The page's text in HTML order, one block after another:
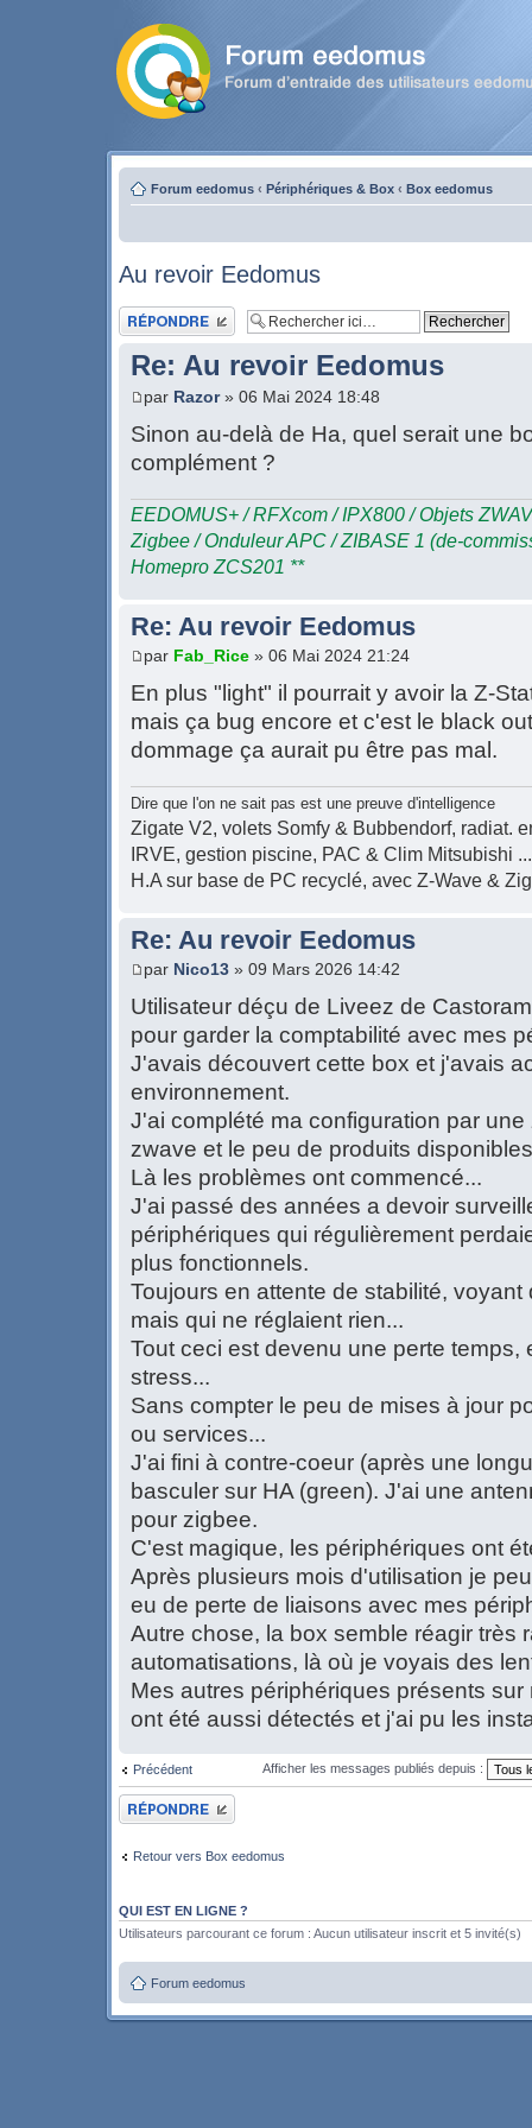
Forum eedomus ‹ Périphériques & Box ‹ Box eedomus
Au revoir Eedomus
Publier une réponse
Re: Au revoir Eedomus
par Razor» 06 Mai 2024 18:48
Sinon au-delà de Ha, quel serait une
complément ?
EEDOMUS+ / RFXcom / IPX800 / Objets
Zigbee / Onduleur APC / ZIBASE 1 (de-
Homepro ZCS201 **
Re: Au revoir Eedomus
par Fab_Rice » 06 Mai 2024 21:24
En plus "light" il pourrait y avoir la Z-
mais ça bug encore et c'est le black
dommage ça aurait pu être pas mal.
Dire que l'on ne sait pas est une preuve d'intelligence
Zigate V2, volets Somfy & Bubbendorf, radiat.
IRVE, gestion piscine, PAC & Clim Mitsubishi ...
H.A sur base de PC recyclé, avec Z-Wave &
Re: Au revoir Eedomus
par Nico13 » 09 Mars 2026 14:42
Utilisateur déçu de Liveez de
pour garder la comptabilité avec mes
J'avais découvert cette box et j'avais
environnement.
J'ai complété ma configuration par
zwave et le peu de produits
Là les problèmes ont commencé...
J'ai passé des années a devoir
périphériques qui régulièrement
plus fonctionnels.
Toujours en attente de stabilité,
mais qui ne réglaient rien...
Tout ceci est devenu une perte temps,
stress...
Sans compter le peu de mises à jour
ou services...
J'ai fini à contre-coeur (après une
basculer sur HA (green). J'ai une
pour zigbee.
C'est magique, les périphériques ont
Après plusieurs mois d'utilisation je
eu de perte de liaisons avec mes
Autre chose, la box semble réagir très
automatisations, là où je voyais des
Mes autres périphériques présents
ont été aussi détectés et j'ai pu les
Précédent Afficher les messages publiés depuis :
Publier une réponse
Retour vers Box eedomus
QUI EST EN LIGNE ?
Utilisateurs parcourant ce forum : Aucun utilisateur inscrit et 5 invité(s)
Forum eedomus